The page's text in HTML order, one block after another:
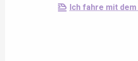
Ich fahre mit dem